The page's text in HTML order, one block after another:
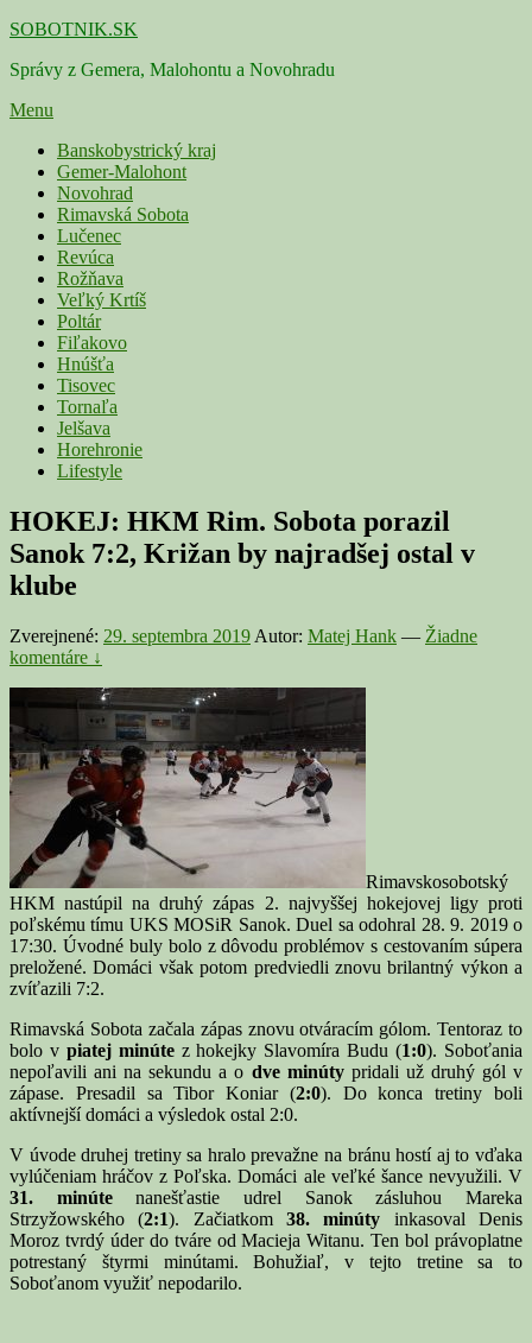
Skip
content
SOBOTNIK.SK
Správy z Gemera, Malohontu a Novohradu
Menu
Primárne
menu
Banskobystrický kraj
Gemer-Malohont
Novohrad
Rimavská Sobota
Lučenec
Revúca
Rožňava
Veľký Krtíš
Poltár
Fiľakovo
Hnúšťa
Tisovec
Tornaľa
Jelšava
Horehronie
Lifestyle
HOKEJ: HKM Rim. Sobota porazil
Sanok 7:2, Križan by najradšej ostal v
klube
Zverejnené: 29. septembra 2019 Autor: Matej Hank — Žiadne
komentáre ↓
Rimavskosobotský
HKM nastúpil na druhý zápas 2. najvyššej hokejovej ligy proti
poľskému tímu UKS MOSiR Sanok. Duel sa odohral 28. 9. 2019 o
17:30. Úvodné buly bolo z dôvodu problémov s cestovaním súpera
preložené. Domáci však potom predviedli znovu brilantný výkon a
zvíťazili 7:2.
Rimavská Sobota začala zápas znovu otváracím gólom. Tentoraz to
bolo vpiatej minútez hokejky Slavomíra Budu (1:0). Soboťania
nepoľavili ani na sekundu a o dve minútypridali už druhý gól v
zápase. Presadil sa Tibor Koniar (2:0). Do konca tretiny boli
aktívnejší domáci a výsledok ostal 2:0.
V úvode druhej tretiny sa hralo prevažne na bránu hostí aj to vďaka
vylúčeniam hráčov z Poľska. Domáci ale veľké šance nevyužili. V
31. minútenanešťastie udrel Sanok zásluhou Mareka
Strzyžowského (2:1). Začiatkom38. minúty inkasoval Denis
Moroz tvrdý úder do tváre od Macieja Witanu. Ten bol právoplatne
potrestaný štyrmi minútami. Bohužiaľ, v tejto tretine sa to
Soboťanom využiť nepodarilo.